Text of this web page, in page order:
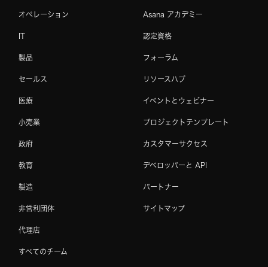
オペレーション
IT
製品
セールス
医療
小売業
政府
教育
製造
非営利団体
代理店
すべてのチーム
Asana アカデミー
認定資格
フォーラム
リソースハブ
イベントとウェビナー
プロジェクトテンプレート
カスタマーサクセス
デベロッパーと API
パートナー
サイトマップ